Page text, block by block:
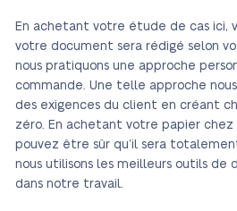
En achetant votre étude de cas ici,
votre document sera rédigé selon
nous pratiquons une approche
commande. Une telle approche
des exigences du client en créant
zéro. En achetant votre papier chez
pouvez être sûr qu’il sera
nous utilisons les meilleurs outils
dans notre travail.